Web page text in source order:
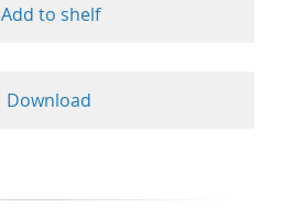
Add to shelf
Download